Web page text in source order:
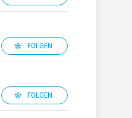
FOLGEN
FOLGEN